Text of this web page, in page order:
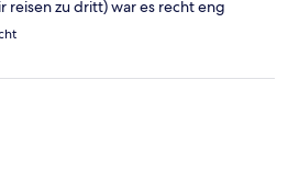
zu dritt) war es recht eng